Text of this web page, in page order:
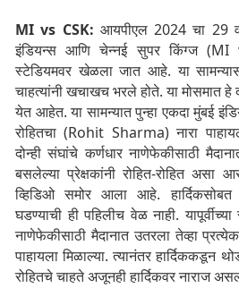
MI vs CSK: आयपीएल 2024 चा 29
इंडियन्स आणि चेन्नई सुपर किंग्ज (MI
स्टेडियमवर खेळला जात आहे. या
चाहत्यांनी खचाखच भरले होते. या मोसमात
येत आहेत. या सामन्यात पुन्हा एकदा मुंबई
रोहितचा (Rohit Sharma) नारा
दोन्ही संघांचे कर्णधार नाणेफेकीसाठी
बसलेल्या प्रेक्षकांनी रोहित-रोहित
व्हिडिओ समोर आला आहे.
घडण्याची ही पहिलीच वेळ नाही. यापूर्वीच्या
नाणेफेकीसाठी मैदानात उतरला तेव्हा प्रत्येक
पाहायला मिळाल्या. त्यानंतर हार्दिककडून
रोहितचे चाहते अजूनही हार्दिकवर नाराज